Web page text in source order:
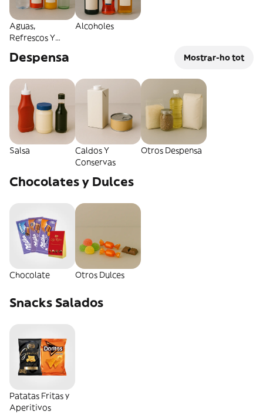
Aguas,
Refrescos Y
Alcoholes
Despensa Mostrar-ho tot
Salsa
Caldos Y
Conservas
Otros Despensa
Chocolates y Dulces
Chocolate Otros Dulces
Snacks Salados
Patatas Fritas y
Aperitivos